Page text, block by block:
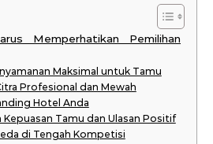
Memperhatikan Pemilihan
Maksimal untuk Tamu
Profesional dan Mewah
Hotel Anda
Tamu dan Ulasan Positif
di Tengah Kompetisi